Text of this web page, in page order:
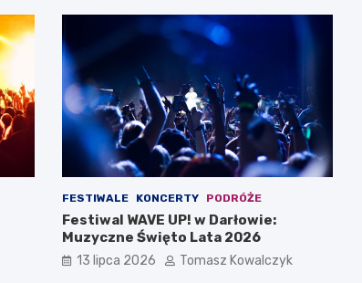
FESTIWALE KONCERTY PODRÓŻE
Festiwal WAVE UP! w Darłowie:
Muzyczne Święto Lata 2026
13 lipca 2026 Tomasz Kowalczyk